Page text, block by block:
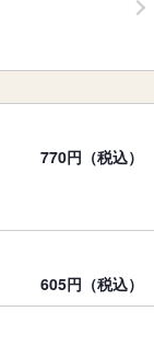
770円（税込）
605円（税込）